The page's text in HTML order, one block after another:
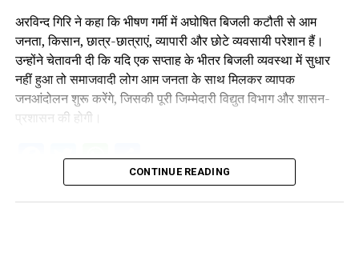
अरविन्द गिरि ने कहा कि भीषण गर्मी में अघोषित बिजली कटौती से आम
जनता, किसान, छात्र-छात्राएं, व्यापारी और छोटे व्यवसायी परेशान हैं।
उन्होंने चेतावनी दी कि यदि एक सप्ताह के भीतर बिजली व्यवस्था में सुधार
नहीं हुआ तो समाजवादी लोग आम जनता के साथ मिलकर व्यापक
जनआंदोलन शुरू करेंगे, जिसकी पूरी जिम्मेदारी विद्युत विभाग और शासन-
प्रशासन की होगी।
Facebook
Twitter
WhatsApp
Share
CONTINUE READING